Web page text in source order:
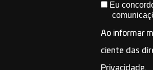
Eu
Ao informar
ciente das
Privacidade.